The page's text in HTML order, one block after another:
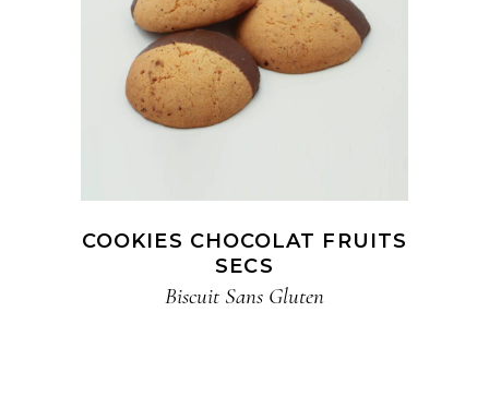
COOKIES CHOCOLAT FRUITS
SECS​
Biscuit​ Sans Gluten